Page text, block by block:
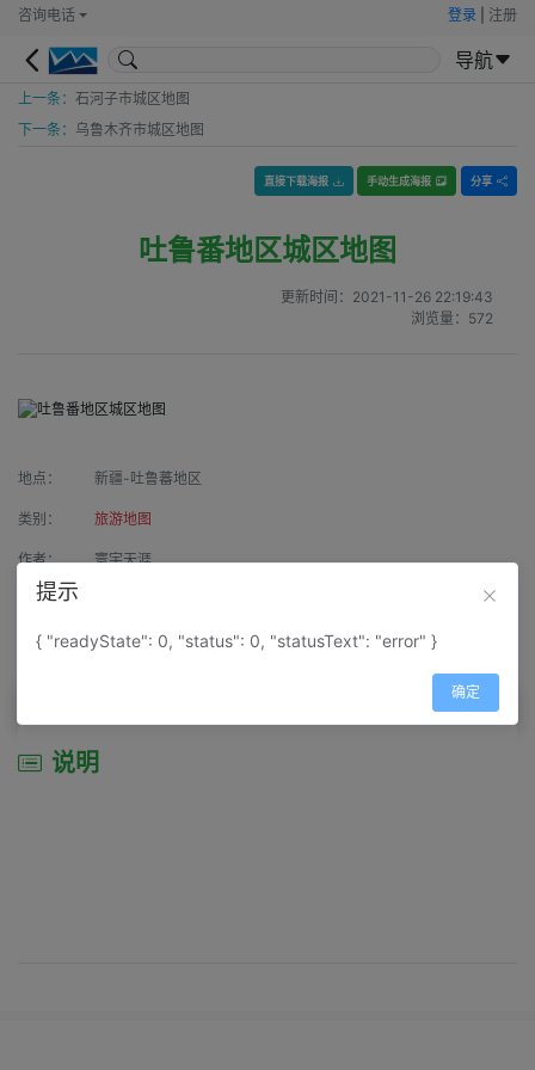
咨询电话 登录 注册
导航
上一条： 石河子市城区地图
下一条： 乌鲁木齐市城区地图
直接下载海报 手动生成海报 分享
吐鲁番地区城区地图
更新时间： 2021-11-26 22:19:43
浏览量： 572
地点： 新疆-吐鲁蕃地区
类别： 旅游地图
作者： 寰宇天涯
来源：
属性： 地图属性： 地图类型-城市城区图
说明
提示
{ "readyState": 0, "status": 0, "statusText": "error" }
确定